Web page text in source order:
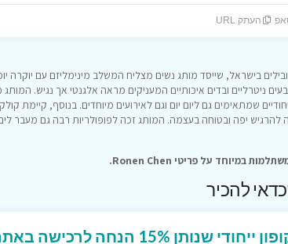
העתק URL
בישראל, שייסד מותג נשים מצליח המשלב מינימליזם עם יוקרה
ניטרליים ובדים איכותיים המעניקים מראה אלגנטי אך נגיש. המותג
שמתאימים גם ליום יום וגם לאירועים מיוחדים. בנוסף, קיימת
יפה ובטוחה בעצמה. המותג זכה לפופולריות רבה גם מעבר
להכיר
קוד קופון ייחודי שנותן 15% הנחה